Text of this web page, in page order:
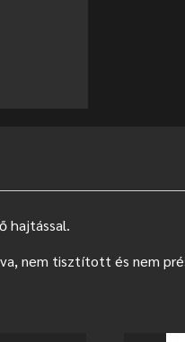
hajtással.
nem tisztított és nem